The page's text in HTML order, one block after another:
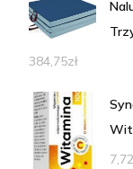
384,75zł
7,72